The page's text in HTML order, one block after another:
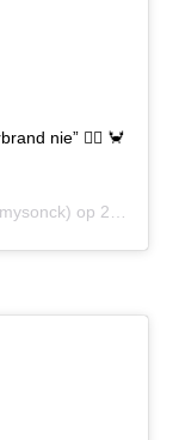
nie” 👉🏼 🦀
op 21 Mrt 2020 om 7:07 (PDT)